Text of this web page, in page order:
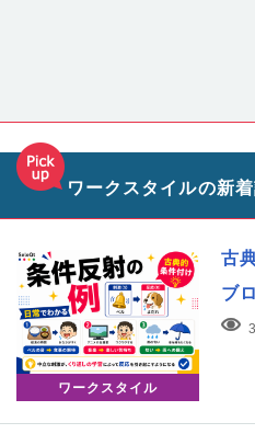
ワークスタイルの新
ワークスタイル
古
ブ